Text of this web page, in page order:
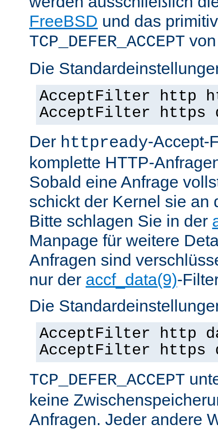
FreeBSD und das
TCP_DEFER_ACCEPT
Die
AcceptFilter http
AcceptFilter https
Der httpready-Accept-
komplette HTTP-
Sobald eine Anfrage
schickt der Kernel sie an
Bitte schlagen Sie in der
Manpage für weitere
Anfragen sind
nur der accf_data(9)-
Die
AcceptFilter http
AcceptFilter https
TCP_DEFER_ACCEPT
keine
Anfragen. Jeder andere